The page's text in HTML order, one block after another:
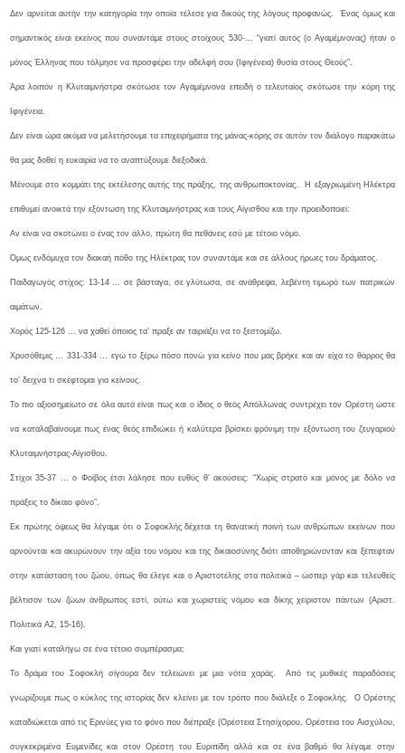
Δεν αρνείται αυτήν την κατηγορία την οποία τέλεσε για δικούς της λόγους προφανώς. Ένας όμως και
σημαντικός είναι εκείνος που συναντάμε στους στοίχους 530-… “γιατί αυτός (ο Αγαμέμνονας) ήταν ο
μόνος Έλληνας που τόλμησε να προσφέρει την αδελφή σου (Ιφιγένεια) θυσία στους Θεούς”.
Άρα λοιπόν η Κλυταιμνήστρα σκότωσε τον Αγαμέμνονα επειδή ο τελευταίος σκότωσε την κόρη της
Ιφιγένεια.
Δεν είναι ώρα ακόμα να μελετήσουμε τα επιχειρήματα της μάνας-κόρης σε αυτόν τον διάλογο παρακάτω
θα μας δοθεί η ευκαιρία να το αναπτύξουμε διεξοδικά.
Μένουμε στο κομμάτι της εκτέλεσης αυτής της πράξης, της ανθρωποκτονίας. Η εξαγριωμένη Ηλέκτρα
επιθυμεί ανοικτά την εξόντωση της Κλυταιμνήστρας και τους Αίγισθου και την προειδοποιεί:
Αν είναι να σκοτώνει ο ένας τον άλλο, πρώτη θα πεθάνεις εσύ με τέτοιο νόμο.
Όμως ενδόμυχα τον διακαή πόθο της Ηλέκτρας τον συναντάμε και σε άλλους ήρωες του δράματος.
Παιδαγωγός στίχος: 13-14 … σε βάσταγα, σε γλύτωσα, σε ανάθρεψα, λεβέντη τιμωρό των πατρικών
αιμάτων.
Χορός 125-126 … να χαθεί όποιος τα’ πραξε αν ταιριάζει να το ξεστομίζω.
Χρυσόθεμις … 331-334 … εγώ το ξέρω πόσο πονώ για κείνο που μας βρήκε και αν είχα το θάρρος θα
το’ δειχνα τι σκέφτομαι για κείνους.
Το πιο αξιοσημείωτο σε όλα αυτά είναι πως και ο ίδιος ο θεός Απόλλωνας συντρέχει τον Ορέστη ώστε
να καταλαβαίνουμε πως ένας θεός επιδιώκει ή καλύτερα βρίσκει φρόνιμη την εξόντωση του ζευγαριού
Κλυταιμνήστρας-Αίγισθου.
Στίχοι 35-37 … ο Φοίβος έτσι λάλησε που ευθύς θ’ ακούσεις: “Χωρίς στρατό και μόνος με δόλο να
πράξεις το δίκαιο φόνο”.
Εκ πρώτης όψεως θα λέγαμε ότι ο Σοφοκλής δέχεται τη θανατική ποινή των ανθρώπων εκείνων που
αρνούνται και ακυρώνουν την αξία του νόμου και της δικαιοσύνης διότι αποθηριώνονταν και ξέπεφταν
στην κατάσταση του ζώου, όπως θα έλεγε και ο Αριστοτέλης στα πολιτικά – ώσπερ γάρ και τελευθείς
βέλτισον των ζώων άνθρωπος εστί, ούτω και χωριστείς νόμου και δίκης χείριστον πάντων (Αριστ.
Πολιτικά Α2, 15-16).
Και γιατί καταλήγω σε ένα τέτοιο συμπέρασμα;
Το δράμα του Σοφοκλή σίγουρα δεν τελειώνει με μια νότα χαράς. Από τις μυθικές παραδόσεις
γνωρίζουμε πως ο κύκλος της ιστορίας δεν κλείνει με τον τρόπο που διάλεξε ο Σοφοκλής. Ο Ορέστης
καταδιώκεται από τις Ερινύες για το φόνο που διέπραξε (Ορέστεια Στησίχορου, Ορέστεια του Αισχύλου,
συγκεκριμένα Ευμενίδες και στον Ορέστη του Ευριπίδη αλλά και σε ένα βαθμό θα λέγαμε στην